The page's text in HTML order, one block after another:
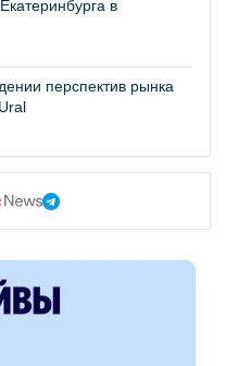
в
перспектив рынка